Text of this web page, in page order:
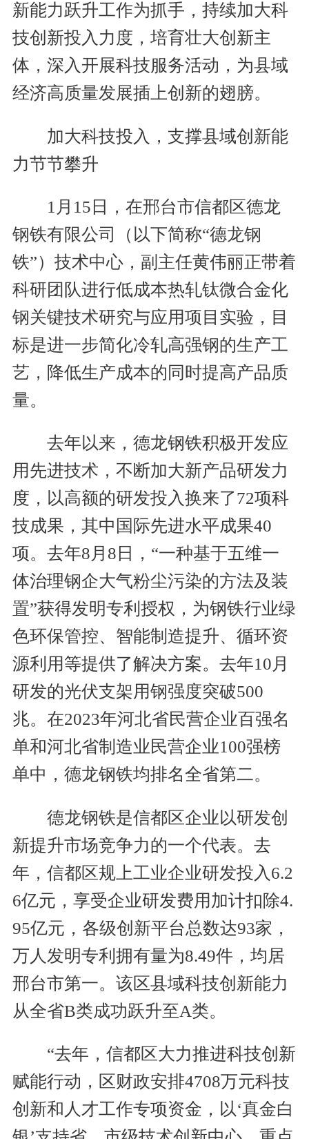
新能力跃升工作为抓手，持续加大科
技创新投入力度，培育壮大创新主
体，深入开展科技服务活动，为县域
经济高质量发展插上创新的翅膀。
加大科技投入，支撑县域创新能
力节节攀升
1月15日，在邢台市信都区德龙
钢铁有限公司（以下简称“德龙钢
铁”）技术中心，副主任黄伟丽正带着
科研团队进行低成本热轧钛微合金化
钢关键技术研究与应用项目实验，目
标是进一步简化冷轧高强钢的生产工
艺，降低生产成本的同时提高产品质
量。
去年以来，德龙钢铁积极开发应
用先进技术，不断加大新产品研发力
度，以高额的研发投入换来了72项科
技成果，其中国际先进水平成果40
项。去年8月8日，“一种基于五维一
体治理钢企大气粉尘污染的方法及装
置”获得发明专利授权，为钢铁行业绿
色环保管控、智能制造提升、循环资
源利用等提供了解决方案。去年10月
研发的光伏支架用钢强度突破500
兆。在2023年河北省民营企业百强名
单和河北省制造业民营企业100强榜
单中，德龙钢铁均排名全省第二。
德龙钢铁是信都区企业以研发创
新提升市场竞争力的一个代表。去
年，信都区规上工业企业研发投入6.2
6亿元，享受企业研发费用加计扣除4.
95亿元，各级创新平台总数达93家，
万人发明专利拥有量为8.49件，均居
邢台市第一。该区县域科技创新能力
从全省B类成功跃升至A类。
“去年，信都区大力推进科技创新
赋能行动，区财政安排4708万元科技
创新和人才工作专项资金，以‘真金白